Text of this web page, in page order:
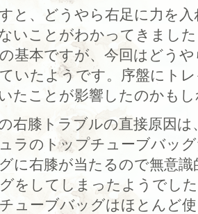
と、どうやら右足に力を
いことがわかってきまし
基本ですが、今回はどう
いたようです。序盤にト
たことが影響したのかも
右膝トラブルの直接原因
ラのトップチューブバッ
に右膝が当たるので無意
をしてしまったようでし
ューブバッグはほとんど